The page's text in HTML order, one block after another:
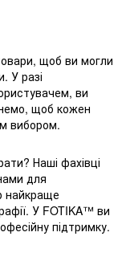
щоб ви могли
У разі
ви
щоб кожен
вибором.
Наші фахівці
для
найкраще
У FOTIKA™ ви
підтримку.